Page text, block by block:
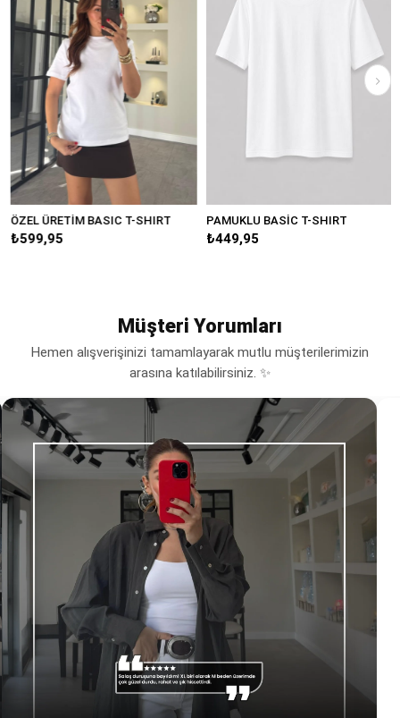
ÖZEL ÜRETİM BASIC T-SHIRT
₺599,95
PAMUKLU BASİC T-SHIRT
₺449,95
Müşteri Yorumları
Hemen alışverişinizi tamamlayarak mutlu müşterilerimizin
arasına katılabilirsiniz. ✨